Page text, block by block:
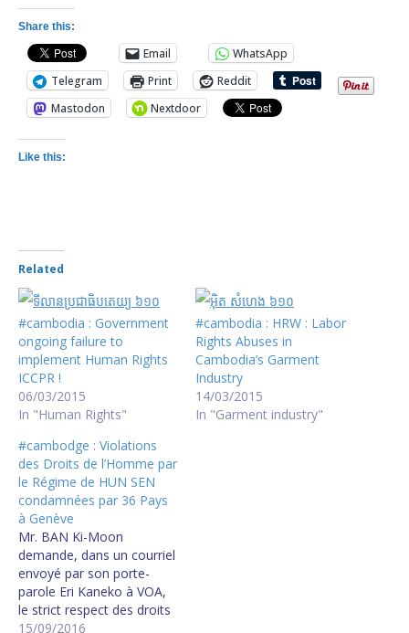
Share this:
Email
WhatsApp
Telegram
Print
Reddit
Mastodon
Nextdoor
Like this:
Related
#cambodia : Government
ongoing failure to
implement Human Rights
ICCPR !
06/03/2015
In "Human Rights"
#cambodia : HRW : Labor
Rights Abuses in
Cambodia’s Garment
Industry
14/03/2015
In "Garment industry"
#cambodge : Violations
des Droits de l’Homme par
le Régime de HUN SEN
condamnées par 36 Pays
à Genève
Mr. BAN Ki-Moon
demande, dans un courriel
envoyé par son porte-
parole Eri Kaneko à VOA,
le strict respect des droits
de l'Homme au
15/09/2016